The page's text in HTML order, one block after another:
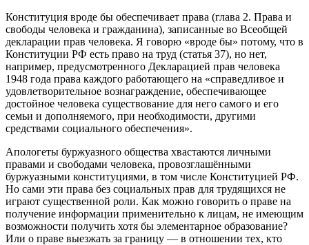
Конституция вроде бы обеспечивает права (глава 2. Права и
свободы человека и гражданина), записанные во Всеобщей
декларации прав человека. Я говорю «вроде бы» потому, что в
Конституции РФ есть право на труд (статья 37), но нет,
например, предусмотренного Декларацией прав человека
1948 года права каждого работающего на «справедливое и
удовлетворительное вознаграждение, обеспечивающее
достойное человека существование для него самого и его
семьи и дополняемого, при необходимости, другими
средствами социального обеспечения».
Апологеты буржуазного общества хвастаются личными
правами и свободами человека, провозглашёнными
буржуазными конституциями, в том числе Конституцией РФ.
Но сами эти права без социальных прав для трудящихся не
играют существенной роли. Как можно говорить о праве на
получение информации применительно к лицам, не имеющим
возможности получить хотя бы элементарное образование?
Или о праве выезжать за границу — в отношении тех, кто